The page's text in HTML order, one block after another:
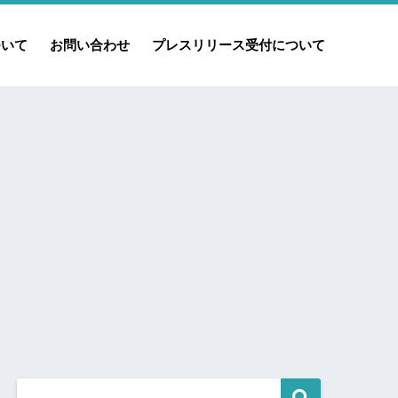
て お問い合わせ プレスリリース受付について